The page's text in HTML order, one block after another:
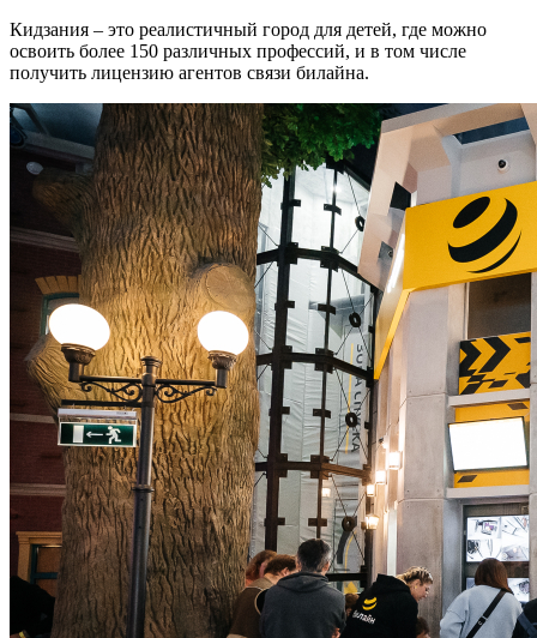
Кидзания – это реалистичный город для детей, где можно
освоить более 150 различных профессий, и в том числе
получить лицензию агентов связи билайна.